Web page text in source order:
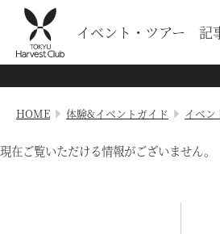
イベント・ツアー 記
HOME 体験&イベントガイド イベン
現在ご覧いただける情報がございません。